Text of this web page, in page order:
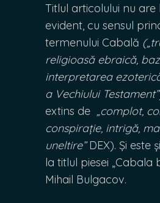
Titlul articolului nu are
evident, cu sensul
termenului Cabală (
religioasă ebraică,
interpretarea
a Vechiului Testament”
extins de „complot,
conspirație, intrigă,
uneltire”DEX). Și este
la titlul piesei „Cabala
Mihail Bulgacov.